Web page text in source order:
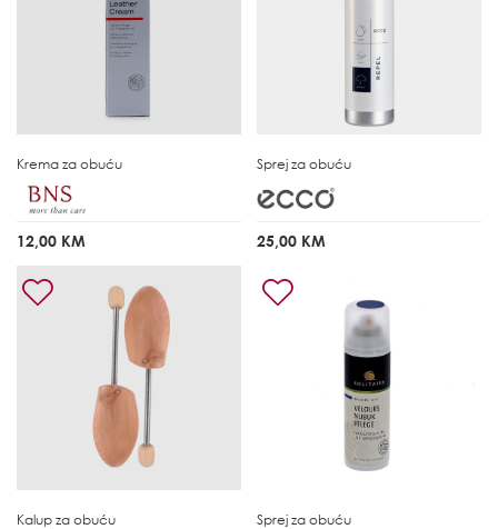
Krema za obuću
12,00 KM
Sprej za obuću
25,00 KM
Kalup za obuću Sprej za obuću